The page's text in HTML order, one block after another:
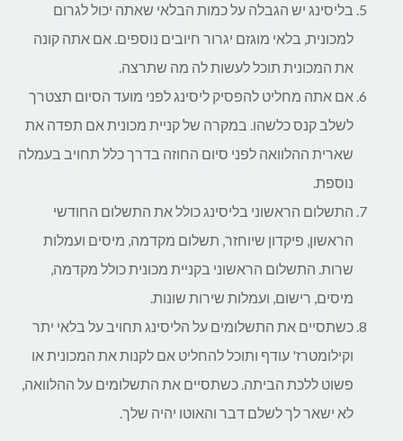
בליסינג יש הגבלה על כמות הבלאי שאתה יכול לגרום
למכונית, בלאי מוגזם יגרור חיובים נוספים. אם אתה קונה
את המכונית תוכל לעשות לה מה שתרצה.
אם אתה מחליט להפסיק ליסינג לפני מועד הסיום תצטרך
לשלב קנס כלשהו. במקרה של קניית מכונית אם תפדה את
שארית ההלוואה לפני סיום החוזה בדרך כלל תחויב בעמלה
נוספת.
התשלום הראשוני בליסינג כולל את התשלום החודשי
הראשון, פיקדון שיוחזר, תשלום מקדמה, מיסים ועמלות
שרות. התשלום הראשוני בקניית מכונית כולל מקדמה,
מיסים, רישום, ועמלות שירות שונות.
כשתסיים את התשלומים על הליסינג תחויב על בלאי יתר
וקילומטרז' עודף ותוכל להחליט אם לקנות את המכונית או
פשוט ללכת הביתה. כשתסיים את התשלומים על ההלוואה,
לא ישאר לך לשלם דבר והאוטו יהיה שלך.